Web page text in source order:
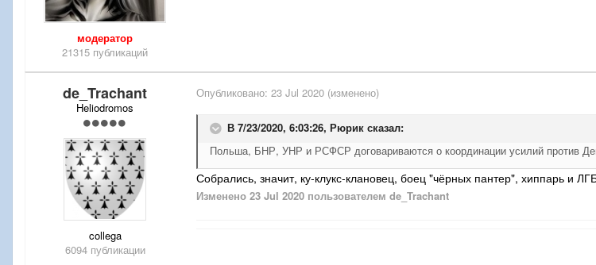
модератор
21315 публикаций
de_Trachant
Heliodromos
collega
6094 публикации
Опубликовано: 23 Jul 2020 (изменено)
В 7/23/2020, 6:03:26, Рюрик сказал:
Польша, БНР, УНР и РСФСР договариваются о координации усилий против
Собрались, значит, ку-клукс-клановец, боец "чёрных пантер", хиппарь и
Изменено 23 Jul 2020 пользователем de_Trachant